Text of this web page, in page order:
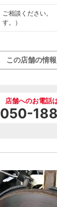
ご相談ください。
す。）
この店舗の情
店舗へのお電話
050-